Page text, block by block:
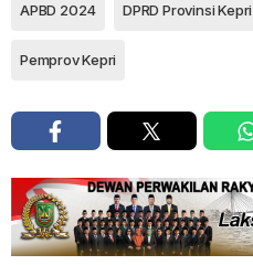
APBD 2024 DPRD Provinsi Kepri
Pemprov Kepri